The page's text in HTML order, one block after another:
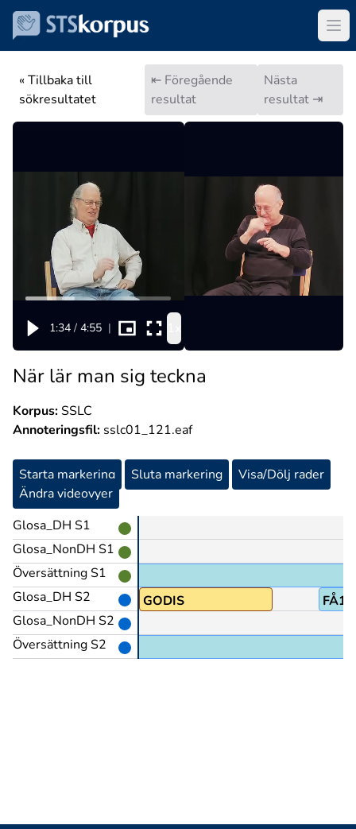
« Tillbaka till
sökresultatet
⇤ Föregående
resultat
Nästa
resultat ⇥
1:34 / 4:55 |
När lär man sig teckna
Korpus:SSLC
Annoteringsfil: sslc01_121.eaf
Starta markering Sluta markering
Visa/Dölj rader
Ändra videovyer
Glosa_DH S1
Glosa_NonDH S1
Översättning S1
Glosa_DH S2
Glosa_NonDH S2
Översättning S2
GODIS FÅ1